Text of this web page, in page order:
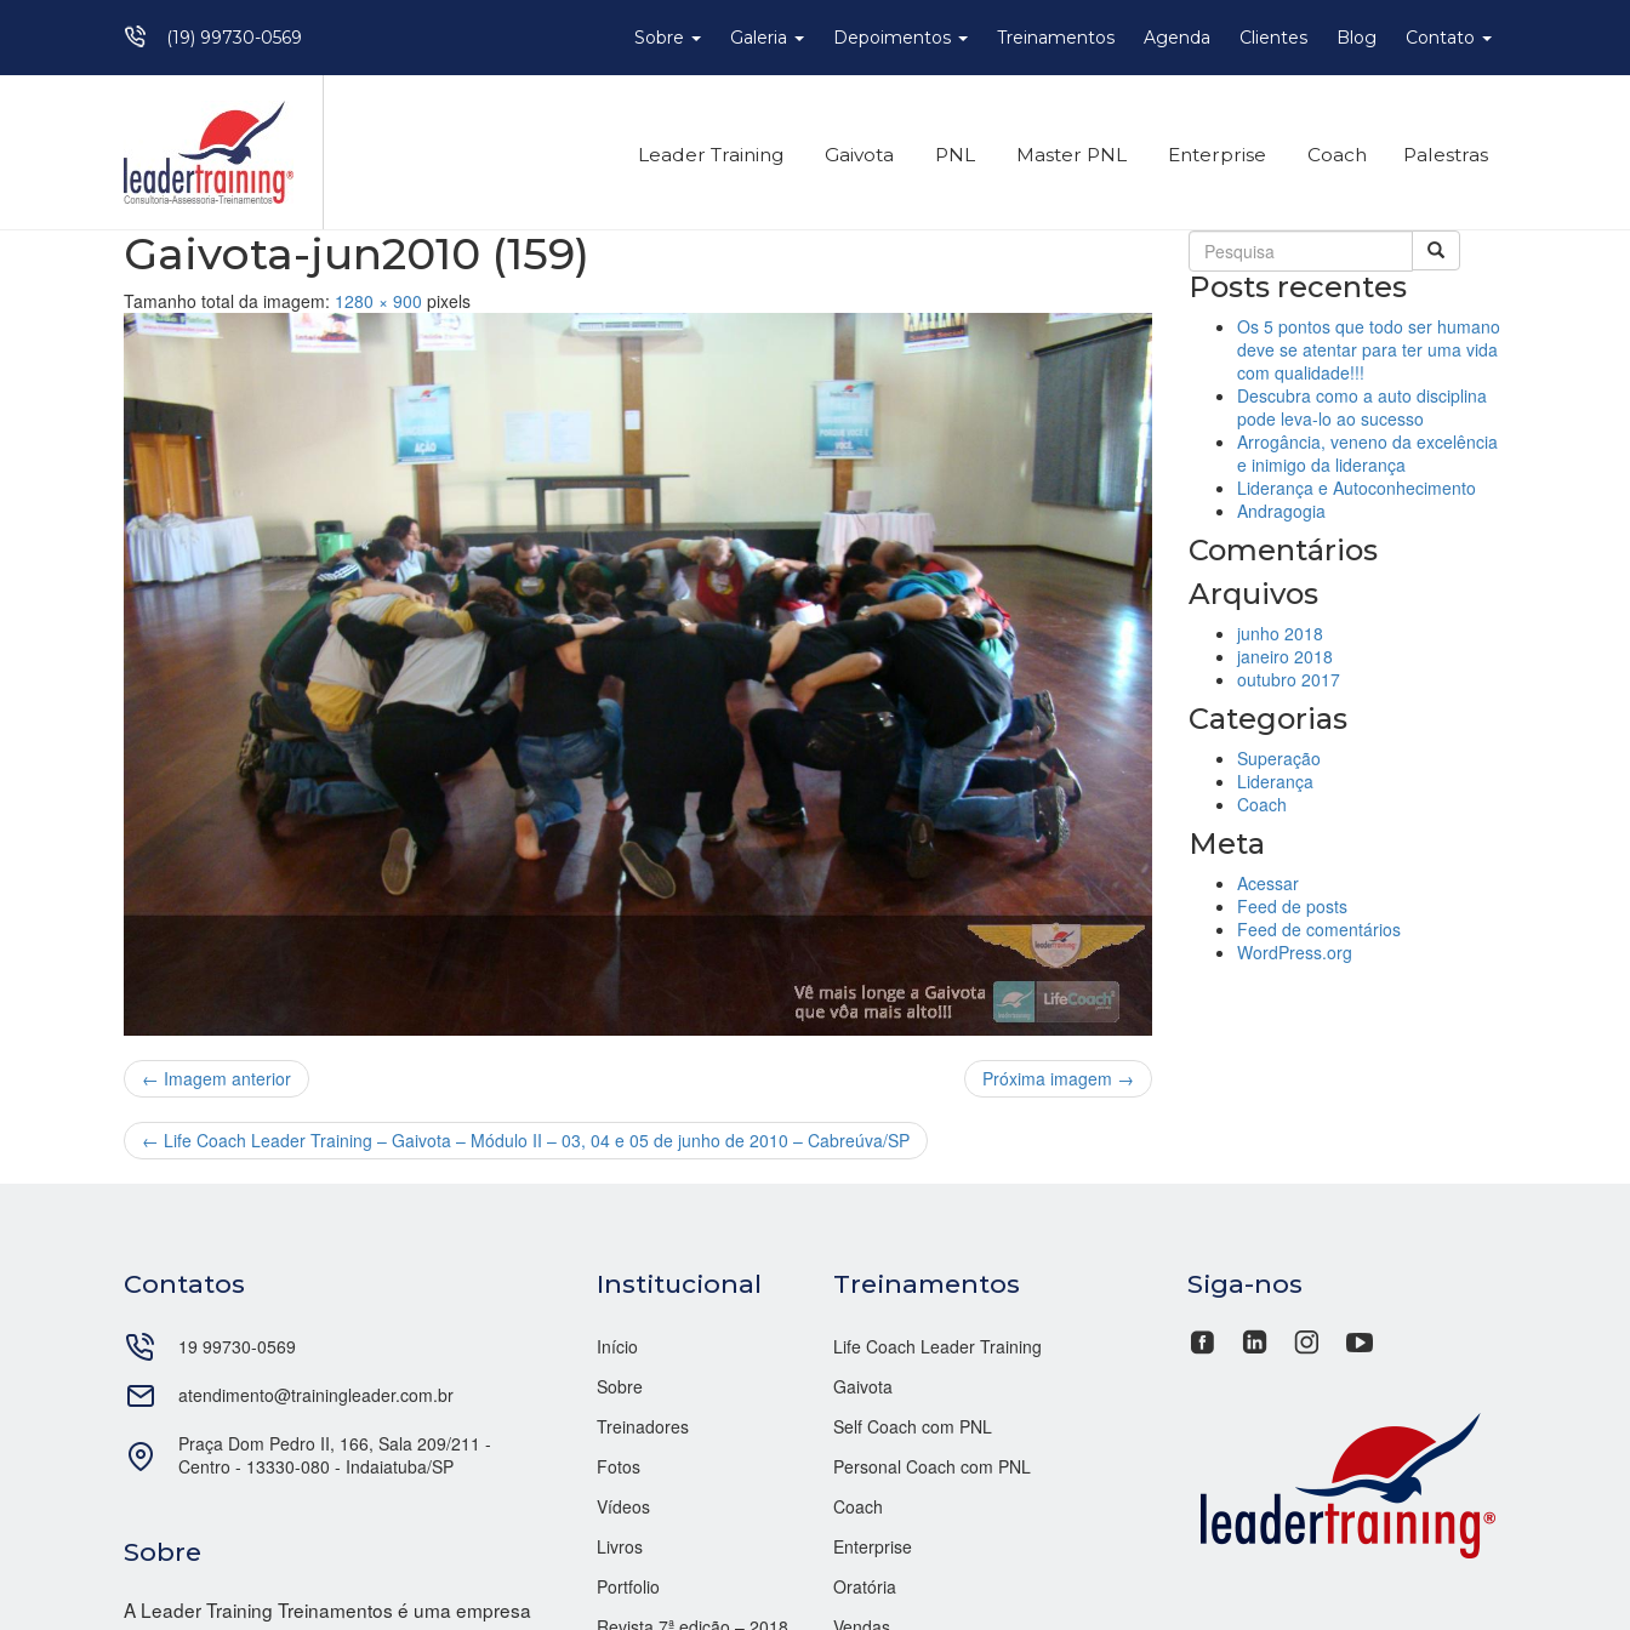
Pular para o conteúdo(19) 99730-0569 Sobre Galeria Depoimentos Treinamentos Agenda Clientes Blog Contato
Leader Training Gaivota PNL Master PNL Enterprise Coach Palestras
Gaivota-jun2010 (159)
Tamanho total da imagem: 1280 × 900 pixels
← Imagem anterior Próxima imagem →
← Life Coach Leader Training – Gaivota – Módulo II – 03, 04 e 05 de junho de 2010 – Cabreúva/SP
Posts recentes
Os 5 pontos que todo ser humano
deve se atentar para ter uma vida
com qualidade!!!
Descubra como a auto disciplina
pode leva-lo ao sucesso
Arrogância, veneno da excelência
e inimigo da liderança
Liderança e Autoconhecimento
Andragogia
Comentários
Arquivos
junho 2018
janeiro 2018
outubro 2017
Categorias
Superação
Liderança
Coach
Meta
Acessar
Feed de posts
Feed de comentários
WordPress.org
Contatos
19 99730-0569
atendimento@trainingleader.com.br
Praça Dom Pedro II, 166, Sala 209/211 -
Centro - 13330-080 - Indaiatuba/SP
Sobre
A Leader Training Treinamentos é uma empresa
Institucional
Início
Sobre
Treinadores
Fotos
Vídeos
Livros
Portfolio
Treinamentos
Life Coach Leader Training
Gaivota
Self Coach com PNL
Personal Coach com PNL
Coach
Enterprise
Oratória
Siga-nos